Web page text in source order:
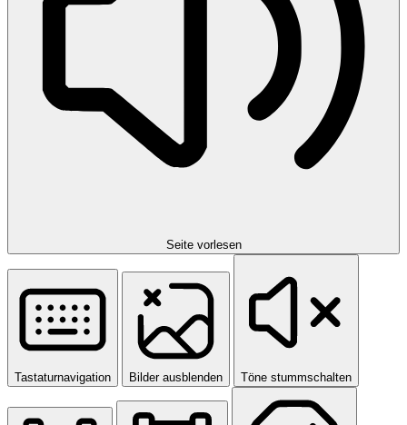
Seite vorlesen
Tastaturnavigation Bilder ausblenden Töne stummschalten